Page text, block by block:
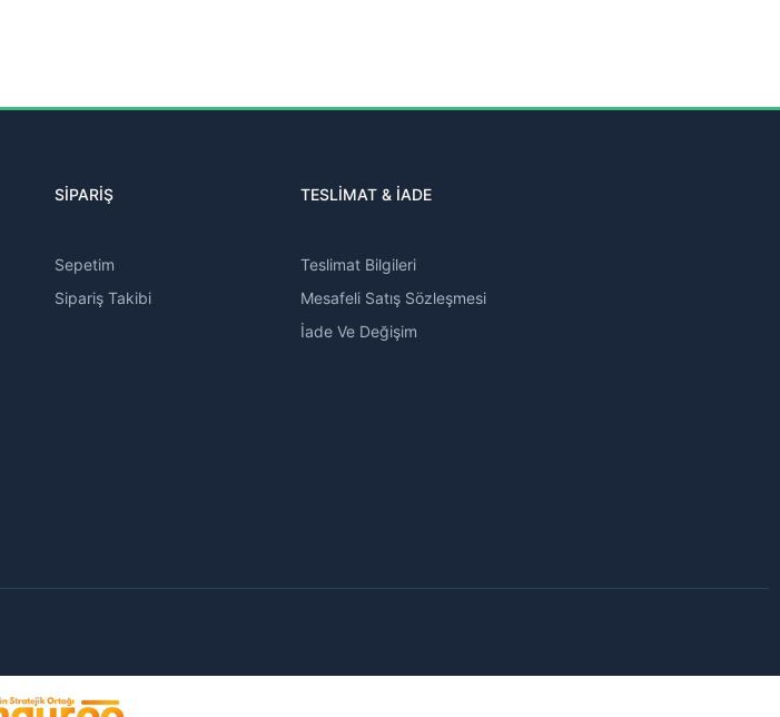
SİPARİŞ
Sepetim
Sipariş Takibi
TESLİMAT & İADE
Teslimat Bilgileri
Mesafeli Satış Sözleşmesi
İade Ve Değişim